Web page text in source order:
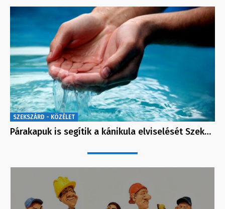
SZEKSZÁRD - KÖZÉLET
Párakapuk is segítik a kánikula elviselését Szek…